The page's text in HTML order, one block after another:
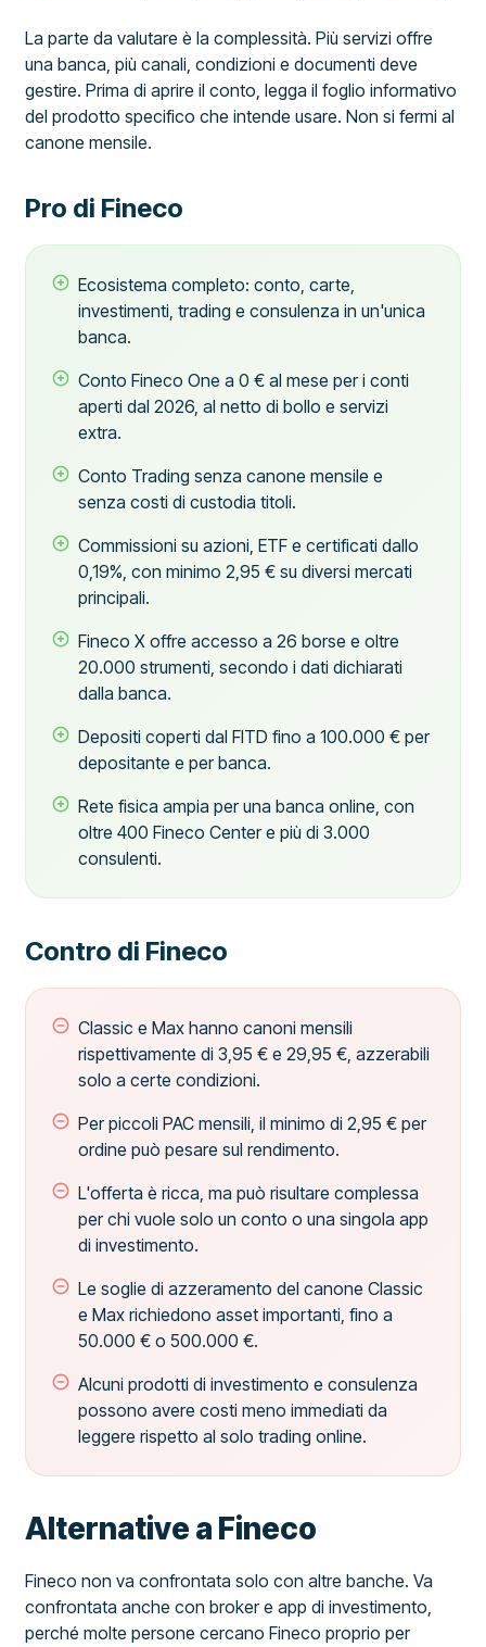
La parte da valutare è la complessità. Più servizi offre
una banca, più canali, condizioni e documenti deve
gestire. Prima di aprire il conto, legga il foglio informativo
del prodotto specifico che intende usare. Non si fermi al
canone mensile.
Pro di Fineco
Ecosistema completo: conto, carte,
investimenti, trading e consulenza in un'unica
banca.
Conto Fineco One a 0 € al mese per i conti
aperti dal 2026, al netto di bollo e servizi
extra.
Conto Trading senza canone mensile e
senza costi di custodia titoli.
Commissioni su azioni, ETF e certificati dallo
0,19%, con minimo 2,95 € su diversi mercati
principali.
Fineco X offre accesso a 26 borse e oltre
20.000 strumenti, secondo i dati dichiarati
dalla banca.
Depositi coperti dal FITD fino a 100.000 € per
depositante e per banca.
Rete fisica ampia per una banca online, con
oltre 400 Fineco Center e più di 3.000
consulenti.
Contro di Fineco
Classic e Max hanno canoni mensili
rispettivamente di 3,95 € e 29,95 €, azzerabili
solo a certe condizioni.
Per piccoli PAC mensili, il minimo di 2,95 € per
ordine può pesare sul rendimento.
L'offerta è ricca, ma può risultare complessa
per chi vuole solo un conto o una singola app
di investimento.
Le soglie di azzeramento del canone Classic
e Max richiedono asset importanti, fino a
50.000 € o 500.000 €.
Alcuni prodotti di investimento e consulenza
possono avere costi meno immediati da
leggere rispetto al solo trading online.
Alternative a Fineco
Fineco non va confrontata solo con altre banche. Va
confrontata anche con broker e app di investimento,
perché molte persone cercano Fineco proprio per